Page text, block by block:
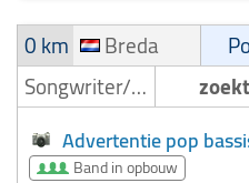
0 km Breda
Songwriter/Componist
zoekt
Advertentie pop
Band in opbouw